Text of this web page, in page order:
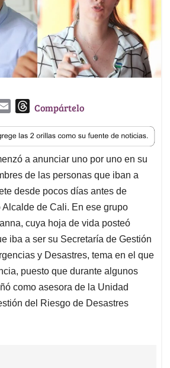
a
i
l
T
r
e
a
d
s
Compártelo
a anunciar uno por uno en su
de las personas que iban a
desde pocos días antes de
de Cali. En ese grupo
cuya hoja de vida posteó
iba a ser su Secretaría de Gestión
y Desastres, tema en el que
puesto que durante algunos
como asesora de la Unidad
del Riesgo de Desastres